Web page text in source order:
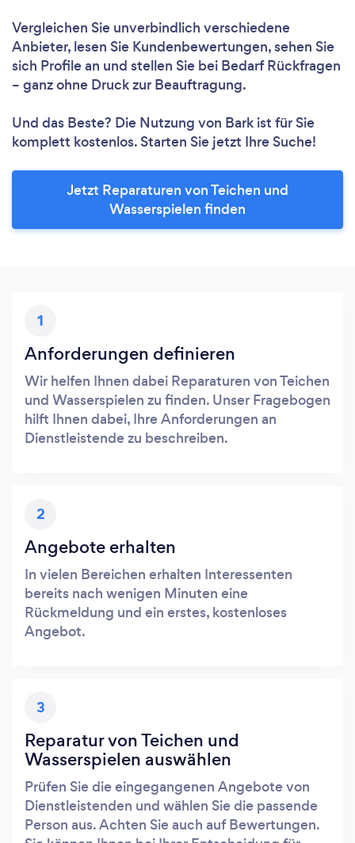
Vergleichen Sie unverbindlich verschiedene
Anbieter, lesen Sie Kundenbewertungen, sehen Sie
sich Profile an und stellen Sie bei Bedarf Rückfragen
– ganz ohne Druck zur Beauftragung.
Und das Beste? Die Nutzung von Bark ist für Sie
komplett kostenlos. Starten Sie jetzt Ihre Suche!
Jetzt Reparaturen von Teichen und
Wasserspielen finden
1
Anforderungen definieren
Wir helfen Ihnen dabei Reparaturen von Teichen
und Wasserspielen zu finden. Unser Fragebogen
hilft Ihnen dabei, Ihre Anforderungen an
Dienstleistende zu beschreiben.
2
Angebote erhalten
In vielen Bereichen erhalten Interessenten
bereits nach wenigen Minuten eine
Rückmeldung und ein erstes, kostenloses
Angebot.
3
Reparatur von Teichen und
Wasserspielen auswählen
Prüfen Sie die eingegangenen Angebote von
Dienstleistenden und wählen Sie die passende
Person aus. Achten Sie auch auf Bewertungen.